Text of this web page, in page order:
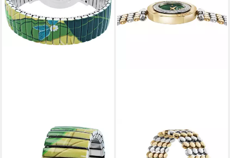
Quarzuhr Frida Kahlo Edition,
Mineralglas
Quarzuhr Eon Restyling
680,00 € UVP 1.220,00 €